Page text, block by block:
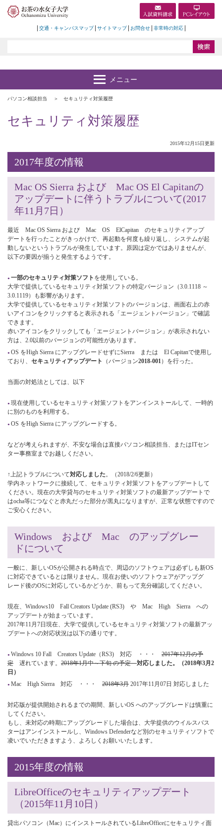
交通・キャンパスマップ サイトマップ お問合せ 非常時の対応
パソコン相談担当 セキュリティ対策履歴
セキュリティ対策履歴
2015年12月15日更新
2017年度の情報
Mac OS Sierra および Mac OS El Capitanの
アップデートに伴うトラブルについて(2017
年11月7日）
最近 Mac OS Sierra および Mac OS ElCapitan のセキュリティアップ
デートを行ったことがきっかけで、再起動を何度も繰り返し、システムが起
動しないというトラブルが発生しています。原因は定かではありませんが、
以下の要因が揃うと発生するようです。
一部のセキュリティ対策ソフト を使用している。
大学で提供しているセキュリティ対策ソフトの特定バージョン（3.0.1118 ～
3.0.1119）も影響があります。
大学で提供しているセキュリティ対策ソフトのバージョンは、画面右上の赤
いアイコンをクリックすると表示される「エージェントバージョン」で確認
できます。
赤いアイコンをクリックしても「エージェントバージョン」が表示されない
方は、2.0以前のバージョンの可能性があります。
OS をHigh Sierra にアップグレードせずにSierra または El Capitanで使用し
ており、 セキュリティアップデート （バージョン2018-001）を行った。
当面の対処法としては、以下
現在使用しているセキュリティ対策ソフトをアンインストールして、一時的
に別のものを利用する。
OS をHigh Sierra にアップグレードする。
などが考えられますが、不安な場合は直接パソコン相談担当、またはITセン
ター事務室までお越しください。
↑上記トラブルについて対応しました。（2018/2/6更新）
学内ネットワークに接続して、セキュリティ対策ソフトをアップデートして
ください。現在の大学貸与のセキュリティ対策ソフトの最新アップデートで
はocha等につなぐと赤丸だった部分が黒丸になりますが、正常な状態ですので
ご安心ください。
Windows および Mac のアップグレー
ドについて
一般に、新しいOSが公開される時点で、周辺のソフトウェアは必ずしも新OS
に対応できているとは限りません。現在お使いのソフトウェアがアップグ
レード後のOSに対応しているかどうか、前もって充分確認してください。
現在、Windows10 Fall Creators Update (RS3) や Mac High Sierra への
アップデートが始まっています。
2017年11月7日現在、大学で提供しているセキュリティ対策ソフトの最新アッ
プデートへの対応状況は以下の通りです。
Windows 10 Fall Creators Update（RS3) 対応 ・・・ 2017年12月の予
定 遅れています。 2018年1月中～下旬の予定対応しました。（2018年3月2
日）
Mac High Sierra 対応 ・・・ 2018年3月 2017年11月07日 対応しました
対応版が提供開始されるまでの期間、新しいOS へのアップグレードは慎重に
してください。
もし、未対応の時期にアップグレードした場合は、大学提供のウイルスバス
ターはアンインストールし、Windows Defenderなど別のセキュリティソフトで
凌いでいただきますよう、よろしくお願いいたします。
2015年度の情報
LibreOfficeのセキュリティアップデート
（2015年11月10日）
貸出パソコン（Mac）にインストールされているLibreOfficeにセキュリティ面